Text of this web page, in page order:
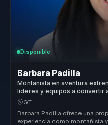
Disponible
Barbara Padilla
Montanista en aventura
lideres y equipos a convertir
cohesion y superacion.
GT
Barbara Padilla ofrece una
experiencia como montañista